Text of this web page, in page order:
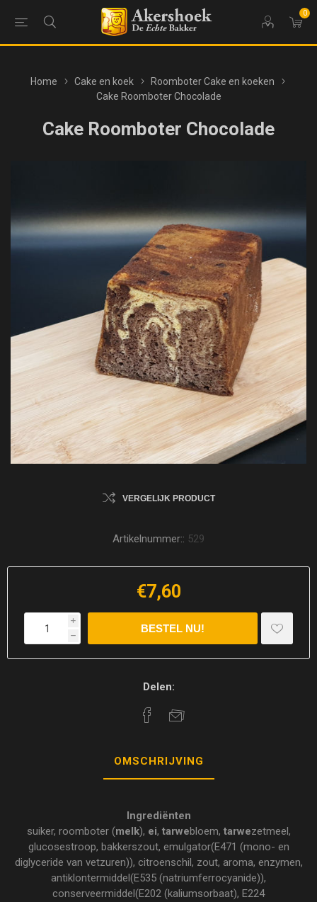
0
Home Cake en koek
Roomboter Cake en koeken
Cake Roomboter Chocolade
Cake Roomboter Chocolade
VERGELIJK PRODUCT
Artikelnummer:: 529
€7,60
i
h
Delen:
OMSCHRIJVING
Ingrediënten
suiker, roomboter (melk), ei, tarwebloem, tarwezetmeel,
glucosestroop, bakkerszout, emulgator(E471 (mono- en
diglyceride van vetzuren)), citroenschil, zout, aroma, enzymen,
antiklontermiddel(E535 (natriumferrocyanide)),
conserveermiddel(E202 (kaliumsorbaat), E224